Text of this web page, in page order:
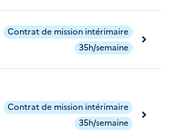
Contrat de mission intérimaire
35h/semaine
Contrat de mission intérimaire
35h/semaine